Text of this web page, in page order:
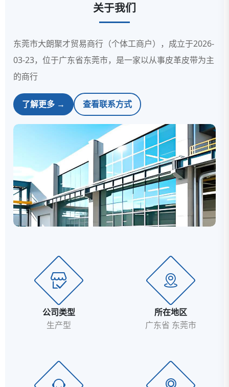
关于我们
东莞市大朗聚才贸易商行（个体工商户），成立于2026-
03-23，位于广东省东莞市，是一家以从事皮革皮带为主
的商行
了解更多 → 查看联系方式
公司类型
生产型
所在地区
广东省 东莞市